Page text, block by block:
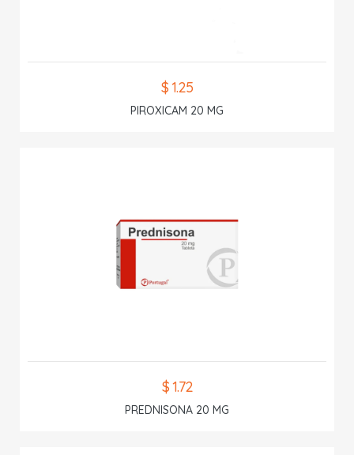
$ 1.25
PIROXICAM 20 MG
$ 1.72
PREDNISONA 20 MG